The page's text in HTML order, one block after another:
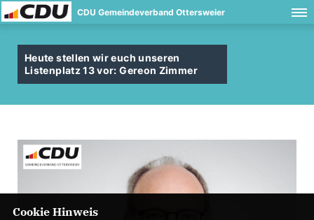
CDU Gemeindeverband Ottersweier
Heute stellen wir euch unseren
Listenplatz 13 vor: Gereon Zimmer
Cookie Hinweis